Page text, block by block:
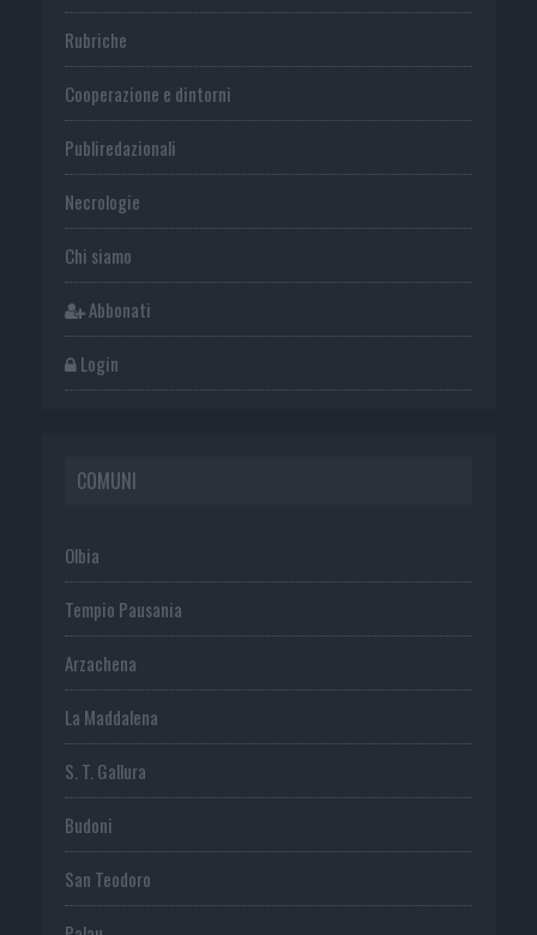
Rubriche
Cooperazione e dintorni
Publiredazionali
Necrologie
Chi siamo
Abbonati
Login
COMUNI
Olbia
Tempio Pausania
Arzachena
La Maddalena
S. T. Gallura
Budoni
San Teodoro